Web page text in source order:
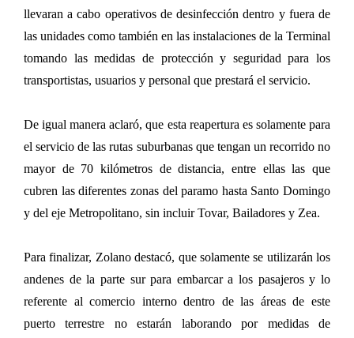
llevaran a cabo operativos de desinfección dentro y fuera de
las unidades como también en las instalaciones de la Terminal
tomando las medidas de protección y seguridad para los
transportistas, usuarios y personal que prestará el servicio.
De igual manera aclaró, que esta reapertura es solamente para
el servicio de las rutas suburbanas que tengan un recorrido no
mayor de 70 kilómetros de distancia, entre ellas las que
cubren las diferentes zonas del paramo hasta Santo Domingo
y del eje Metropolitano, sin incluir Tovar, Bailadores y Zea.
Para finalizar, Zolano destacó, que solamente se utilizarán los
andenes de la parte sur para embarcar a los pasajeros y lo
referente al comercio interno dentro de las áreas de este
puerto terrestre no estarán laborando por medidas de